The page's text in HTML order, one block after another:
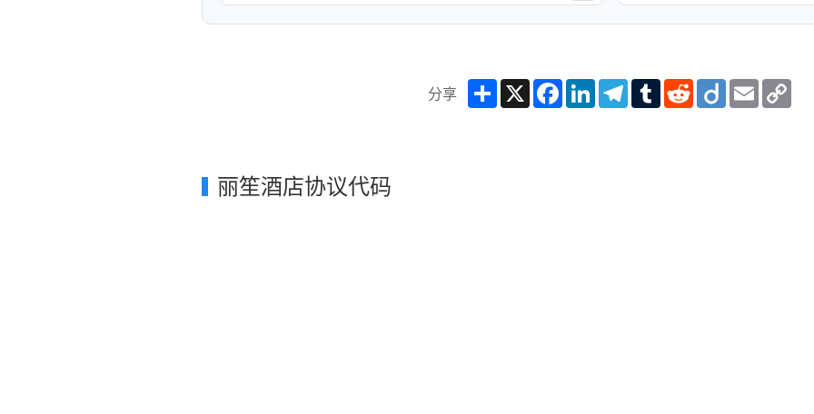
分享 ShareX Facebook
LinkedInTelegram
TumblrRedditDiigo Email
丽笙酒店协议代码